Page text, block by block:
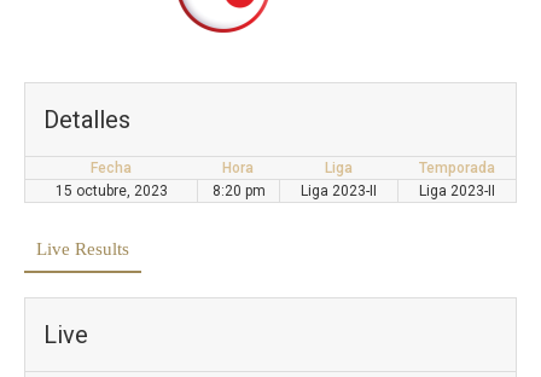
Detalles
Fecha Hora Liga
Temporada
15 octubre, 2023
8:20 pm Liga 2023-II Liga 2023-II
Live Results
Live